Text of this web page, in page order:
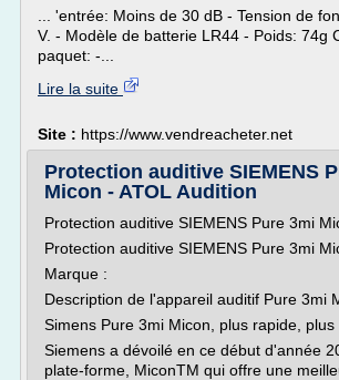
... 'entrée: Moins de 30 dB - Tension de
V. - Modèle de batterie LR44 - Poids: 74g
paquet: -...
Lire la suite
Site : https://www.vendreacheter.net
Protection auditive SIEMENS
Micon - ATOL Audition
Protection auditive SIEMENS Pure 3mi
Protection auditive SIEMENS Pure 3mi
Marque :
Description de l'appareil auditif Pure 3mi
Simens Pure 3mi Micon, plus rapide, plus
Siemens a dévoilé en ce début d'année
plate-forme, MiconTM qui offre une